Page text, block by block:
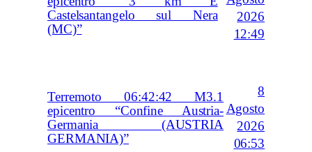
Castelsantangelo sul Nera
(MC)”
2026
12:49
Terremoto 06:42:42 M3.1
epicentro “Confine Austria-
Germania (AUSTRIA
GERMANIA)”
8
Agosto
2026
06:53